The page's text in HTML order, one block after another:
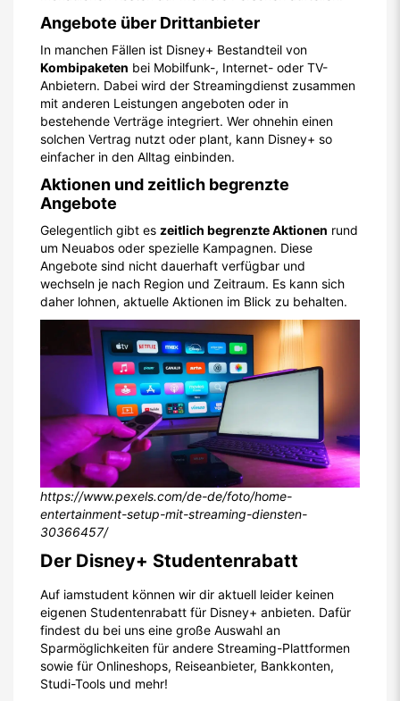
Angebote über Drittanbieter
In manchen Fällen ist Disney+ Bestandteil von
Kombipaketen bei Mobilfunk-, Internet- oder TV-
Anbietern. Dabei wird der Streamingdienst zusammen
mit anderen Leistungen angeboten oder in
bestehende Verträge integriert. Wer ohnehin einen
solchen Vertrag nutzt oder plant, kann Disney+ so
einfacher in den Alltag einbinden.
Aktionen und zeitlich begrenzte
Angebote
Gelegentlich gibt es zeitlich begrenzte Aktionen rund
um Neuabos oder spezielle Kampagnen. Diese
Angebote sind nicht dauerhaft verfügbar und
wechseln je nach Region und Zeitraum. Es kann sich
daher lohnen, aktuelle Aktionen im Blick zu behalten.
https://www.pexels.com/de-de/foto/home-
entertainment-setup-mit-streaming-diensten-
30366457/
Der Disney+ Studentenrabatt
Auf iamstudent können wir dir aktuell leider keinen
eigenen Studentenrabatt für Disney+ anbieten. Dafür
findest du bei uns eine große Auswahl an
Sparmöglichkeiten für andere Streaming-Plattformen
sowie für Onlineshops, Reiseanbieter, Bankkonten,
Studi-Tools und mehr!